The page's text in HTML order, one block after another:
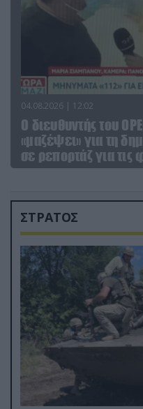
04.08.2026 | 12:02
O διευθυντής του
«μαζέψει» για τη
σε ρεπορτάζ για τις
ΣΤΡΑΤΟΣ